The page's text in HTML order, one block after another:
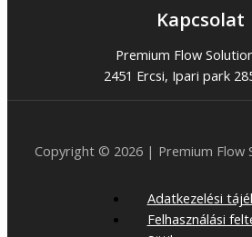
Kapcsolat
Premium Flow
2451 Ercsi, Ipari park
Copyright © 2026 | Premium Flow
Adatkezelési
Felhasználási